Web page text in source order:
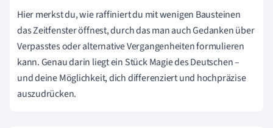
Hier merkst du, wie raffiniert du mit wenigen Bausteinen
das Zeitfenster öffnest, durch das man auch Gedanken über
Verpasstes oder alternative Vergangenheiten formulieren
kann. Genau darin liegt ein Stück Magie des Deutschen –
und deine Möglichkeit, dich differenziert und hochpräzise
auszudrücken.